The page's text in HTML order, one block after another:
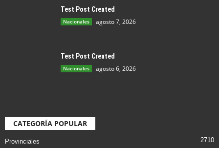
Test Post Created
Nacionales agosto 7, 2026
Test Post Created
Nacionales agosto 6, 2026
CATEGORÍA POPULAR
Provinciales 2710